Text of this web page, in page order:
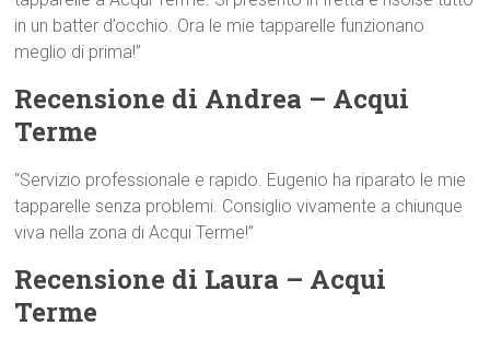
in un batter d’occhio. Ora le mie tapparelle funzionano
meglio di prima!”
Recensione di Andrea – Acqui
Terme
“Servizio professionale e rapido. Eugenio ha riparato le mie
tapparelle senza problemi. Consiglio vivamente a chiunque
viva nella zona di Acqui Terme!”
Recensione di Laura – Acqui
Terme